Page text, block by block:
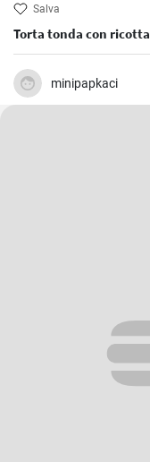
Salva
Torta tonda con ricotta
minipapkaci